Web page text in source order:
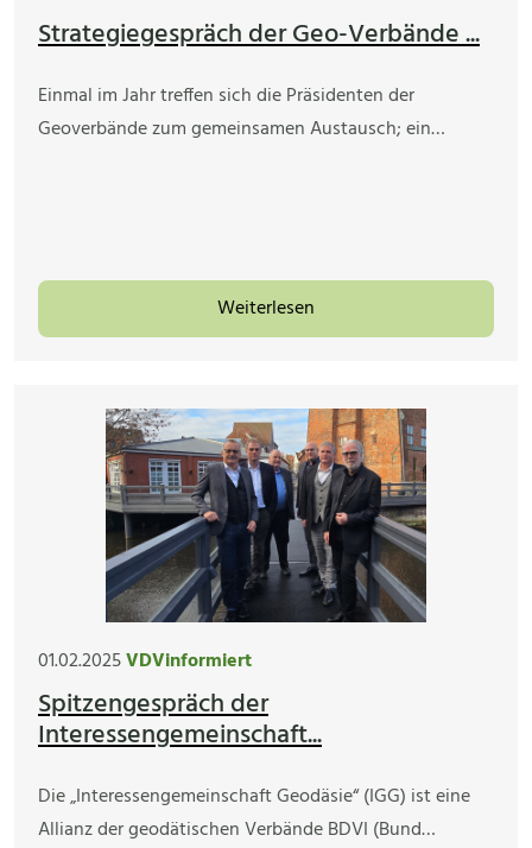
Strategiegespräch der Geo-Verbände ...
Einmal im Jahr treffen sich die Präsidenten der
Geoverbände zum gemeinsamen Austausch; ein…
Weiterlesen
01.02.2025VDVinformiert
Spitzengespräch der
Interessengemeinschaft...
Die „Interessengemeinschaft Geodäsie“ (IGG) ist eine
Allianz der geodätischen Verbände BDVI (Bund…